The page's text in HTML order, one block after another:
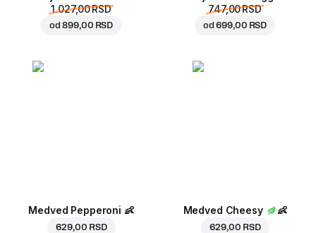
1.027,00 RSD
od899,00 RSD
747,00 RSD
od699,00 RSD
Medved Pepperoni 👶
629,00 RSD
Medved Cheesy 👶
629,00 RSD